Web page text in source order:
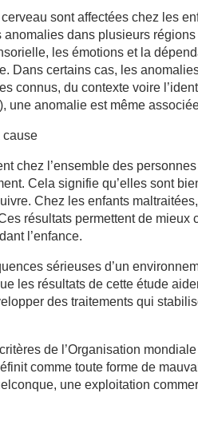
sont affectées chez les
dans plusieurs
les émotions et la
Dans certains cas, les
connus, du contexte voire
une anomalie est même
cause
chez l’ensemble des
Cela signifie qu’elles sont
Chez les enfants
résultats permettent de
l’enfance.
sérieuses d’un
les résultats de cette étude
des traitements qui
de l’Organisation
comme toute forme de
une exploitation